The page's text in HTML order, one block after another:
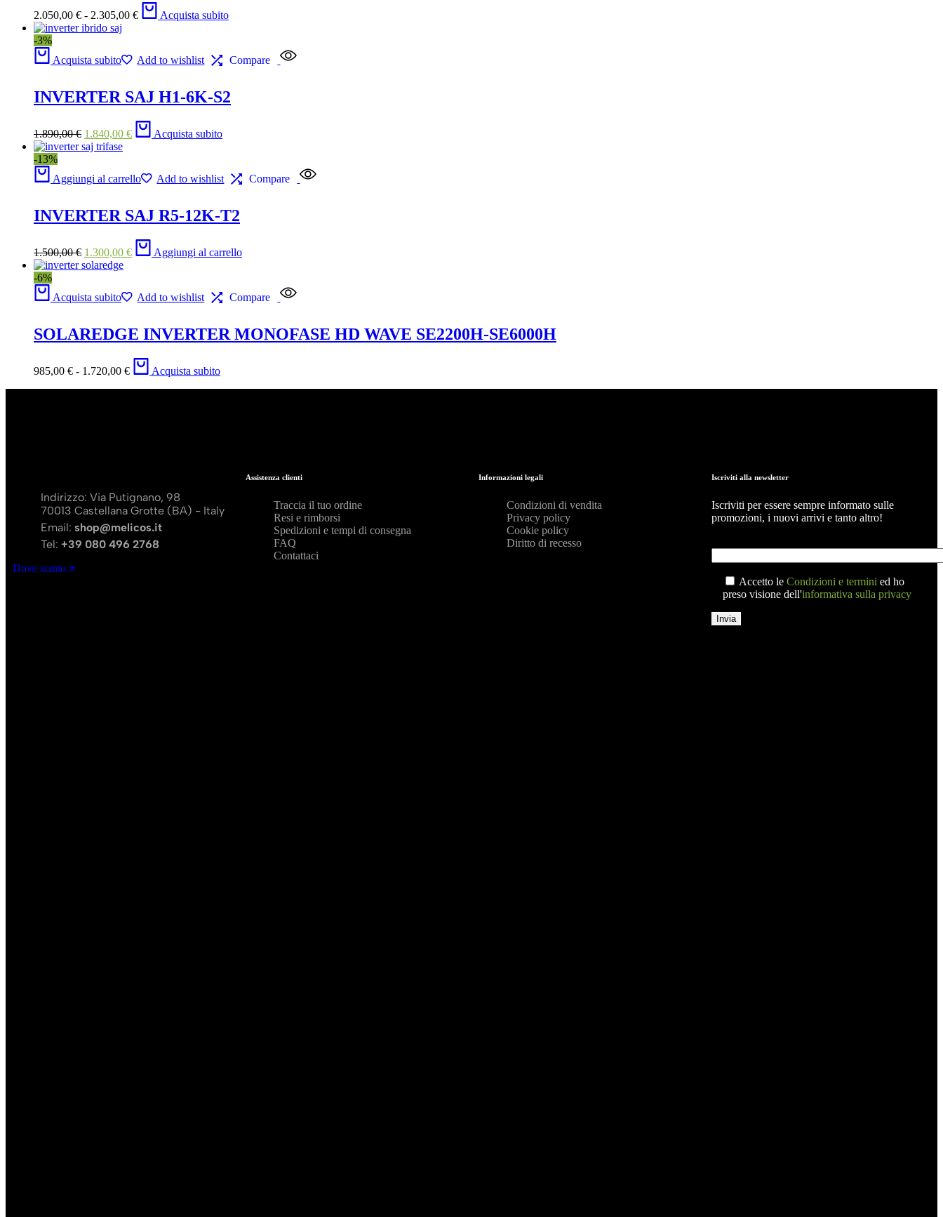
2.050,00 € - 2.305,00 € Acquista subito
-3%
Acquista subito
Add to wishlist Compare
INVERTER SAJ H1-6K-S2
1.890,00€ 1.840,00 € Acquista subito
-13%
Aggiungi al carrello
Add to wishlist Compare
INVERTER SAJ R5-12K-T2
1.500,00€ 1.300,00 € Aggiungi al carrello
-6%
Acquista subito
Add to wishlist Compare
SOLAREDGE INVERTER MONOFASE HD WAVE SE2200H-SE6000H
985,00 € - 1.720,00 € Acquista subito
Indirizzo: Via Putignano, 98
70013 Castellana Grotte (BA) - Italy
Email: shop@melicos.it
Tel: +39 080 496 2768
Dove siamo
Assistenza clienti
Traccia il tuo ordine
Resi e rimborsi
Spedizioni e tempi di consegna
FAQ
Contattaci
Informazioni legali
Condizioni di vendita
Privacy policy
Cookie policy
Diritto di recesso
Iscriviti alla newsletter
Iscriviti per essere sempre informato sulle
promozioni, i nuovi arrivi e tanto altro!
Accetto le Condizioni e termini ed ho
preso visione dell'informativa sulla privacy